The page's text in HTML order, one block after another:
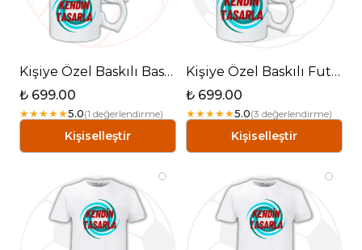
Kişiselleştir
Kişiye Özel Baskılı Basketbol Toplu Kupa + Pamuklu Tişört Kombin
₺ 699.00
★★★★★5.0(1 değerlendirme)
Kişiselleştir
Kişiye Özel Baskılı Futbol Toplu Kupa + Pamuklu Tişört Kombin - Sarı-Kırmızı
₺ 699.00
★★★★★5.0(3 değerlendirme)